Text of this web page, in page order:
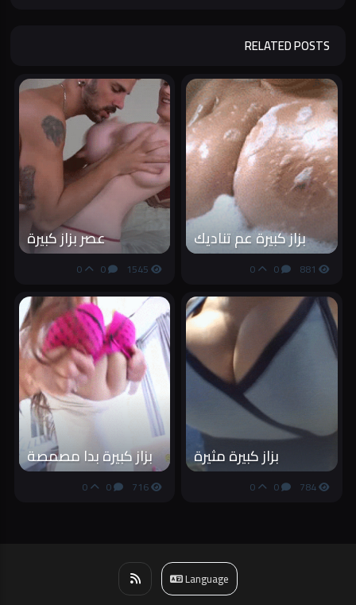
RELATED POSTS
بزاز كبيرة عم تناديك
0
0
عصر بزاز كبيرة
0
0
بزاز كبيرة مثيرة
784
0
0
بزاز كبيرة بدا مصمصة
716
0
0
Language